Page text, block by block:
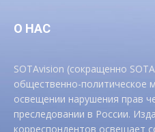
О НАС
SOTAvision (сокращенно
общественно-политическое
освещении нарушения прав
преследовании в России.
корреспондентов освещает